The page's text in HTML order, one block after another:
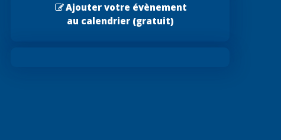
Ajouter votre évènement
au calendrier (gratuit)